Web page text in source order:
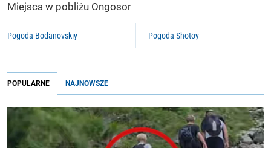
Miejsca w pobliżu Ongosor
Pogoda Bodanovskiy Pogoda Shotoy
POPULARNE NAJNOWSZE